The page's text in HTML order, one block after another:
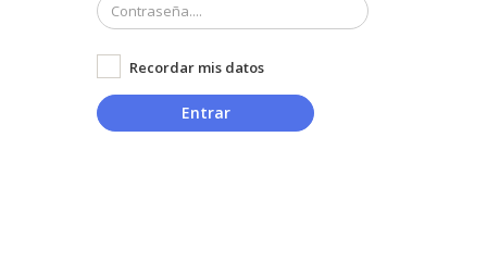
Recordar mis datos
Entrar